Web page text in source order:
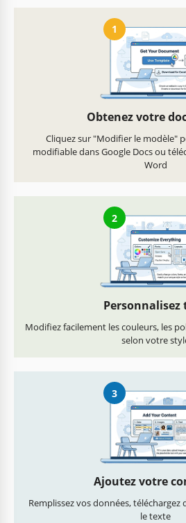
1
Obtenez votre
Cliquez sur "Modifier le modèle"
modifiable dans Google Docs ou
Word
2
Modifiez facilement les couleurs, les
selon votre
3
Ajoutez votre
Remplissez vos données, téléchargez
le texte